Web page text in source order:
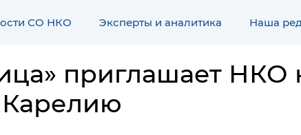
СО НКО Эксперты и аналитика Наша
приглашает НКО
Карелию